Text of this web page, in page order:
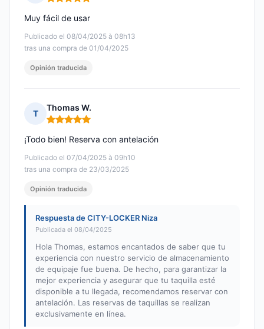
Nota: 5 de 5
Publicado el 08/04/2025 à 08h13
tras una compra de 01/04/2025
Muy fácil de usar
Opinión traducida
T
Thomas W.
Nota: 5 de 5
Publicado el 07/04/2025 à 09h10
tras una compra de 23/03/2025
¡Todo bien! Reserva con antelación
Opinión traducida
Respuesta de CITY-LOCKER Niza
Publicada el 08/04/2025
Hola Thomas, estamos encantados de saber que tu
experiencia con nuestro servicio de almacenamiento
de equipaje fue buena. De hecho, para garantizar la
mejor experiencia y asegurar que tu taquilla esté
disponible a tu llegada, recomendamos reservar con
antelación. Las reservas de taquillas se realizan
exclusivamente en línea.